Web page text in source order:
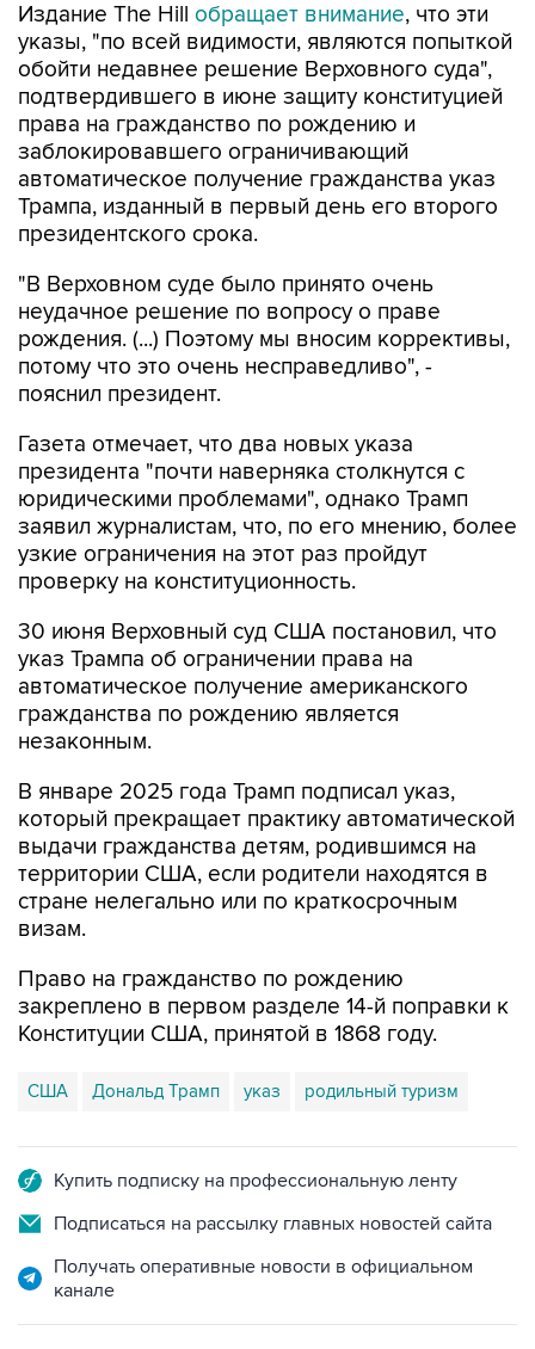
Издание The Hill обращает внимание, что эти
указы, "по всей видимости, являются попыткой
обойти недавнее решение Верховного суда",
подтвердившего в июне защиту конституцией
права на гражданство по рождению и
заблокировавшего ограничивающий
автоматическое получение гражданства указ
Трампа, изданный в первый день его второго
президентского срока.
"В Верховном суде было принято очень
неудачное решение по вопросу о праве
рождения. (...) Поэтому мы вносим коррективы,
потому что это очень несправедливо", -
пояснил президент.
Газета отмечает, что два новых указа
президента "почти наверняка столкнутся с
юридическими проблемами", однако Трамп
заявил журналистам, что, по его мнению, более
узкие ограничения на этот раз пройдут
проверку на конституционность.
30 июня Верховный суд США постановил, что
указ Трампа об ограничении права на
автоматическое получение американского
гражданства по рождению является
незаконным.
В январе 2025 года Трамп подписал указ,
который прекращает практику автоматической
выдачи гражданства детям, родившимся на
территории США, если родители находятся в
стране нелегально или по краткосрочным
визам.
Право на гражданство по рождению
закреплено в первом разделе 14-й поправки к
Конституции США, принятой в 1868 году.
США Дональд Трамп указ родильный туризм
Купить подписку на профессиональную ленту
Подписаться на рассылку главных новостей сайта
Получать оперативные новости в официальном
канале